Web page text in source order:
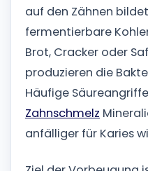
auf den Zähnen
fermentierbare
Brot, Cracker oder
produzieren die
Häufige
Zahnschmelz
anfälliger für Karies